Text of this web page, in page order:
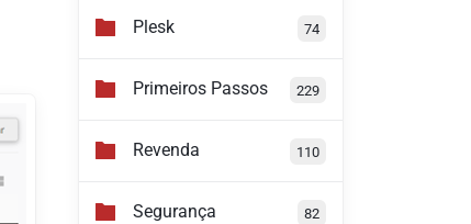
Plesk 74
Primeiros Passos 229
Revenda 110
Segurança 82